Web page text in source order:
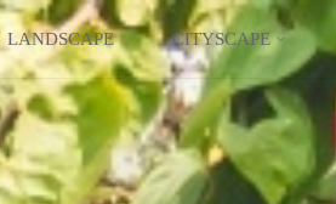
LANDSCAPE CITYSCAPE